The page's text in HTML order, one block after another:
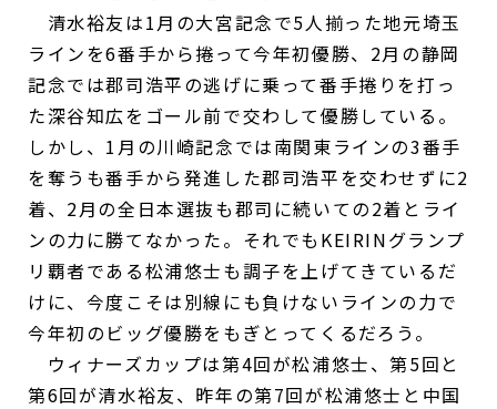
清水裕友は1月の大宮記念で5人揃った地元埼玉
ラインを6番手から捲って今年初優勝、2月の静岡
記念では郡司浩平の逃げに乗って番手捲りを打っ
た深谷知広をゴール前で交わして優勝している。
しかし、1月の川崎記念では南関東ラインの3番手
を奪うも番手から発進した郡司浩平を交わせずに2
着、2月の全日本選抜も郡司に続いての2着とライ
ンの力に勝てなかった。それでもKEIRINグランプ
リ覇者である松浦悠士も調子を上げてきているだ
けに、今度こそは別線にも負けないラインの力で
今年初のビッグ優勝をもぎとってくるだろう。
ウィナーズカップは第4回が松浦悠士、第5回と
第6回が清水裕友、昨年の第7回が松浦悠士と中国